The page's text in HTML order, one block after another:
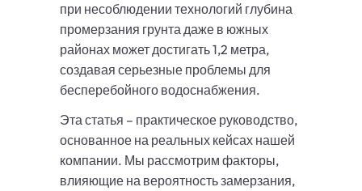
при несоблюдении технологий глубина
промерзания грунта даже в южных
районах может достигать 1,2 метра,
создавая серьезные проблемы для
бесперебойного водоснабжения.
Эта статья – практическое руководство,
основанное на реальных кейсах нашей
компании. Мы рассмотрим факторы,
влияющие на вероятность замерзания,